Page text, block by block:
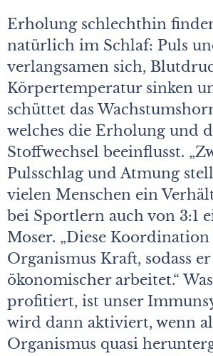
Erholung schlechthin
natürlich im Schlaf: Puls
verlangsamen sich,
Körpertemperatur sinken
schüttet das
welches die Erholung und
Stoffwechsel beeinflusst.
Pulsschlag und Atmung
vielen Menschen ein
bei Sportlern auch von 3:1
Moser. „Diese
Organismus Kraft, sodass er
ökonomischer arbeitet.“
profitiert, ist unser
wird dann aktiviert, wenn
Organismus quasi